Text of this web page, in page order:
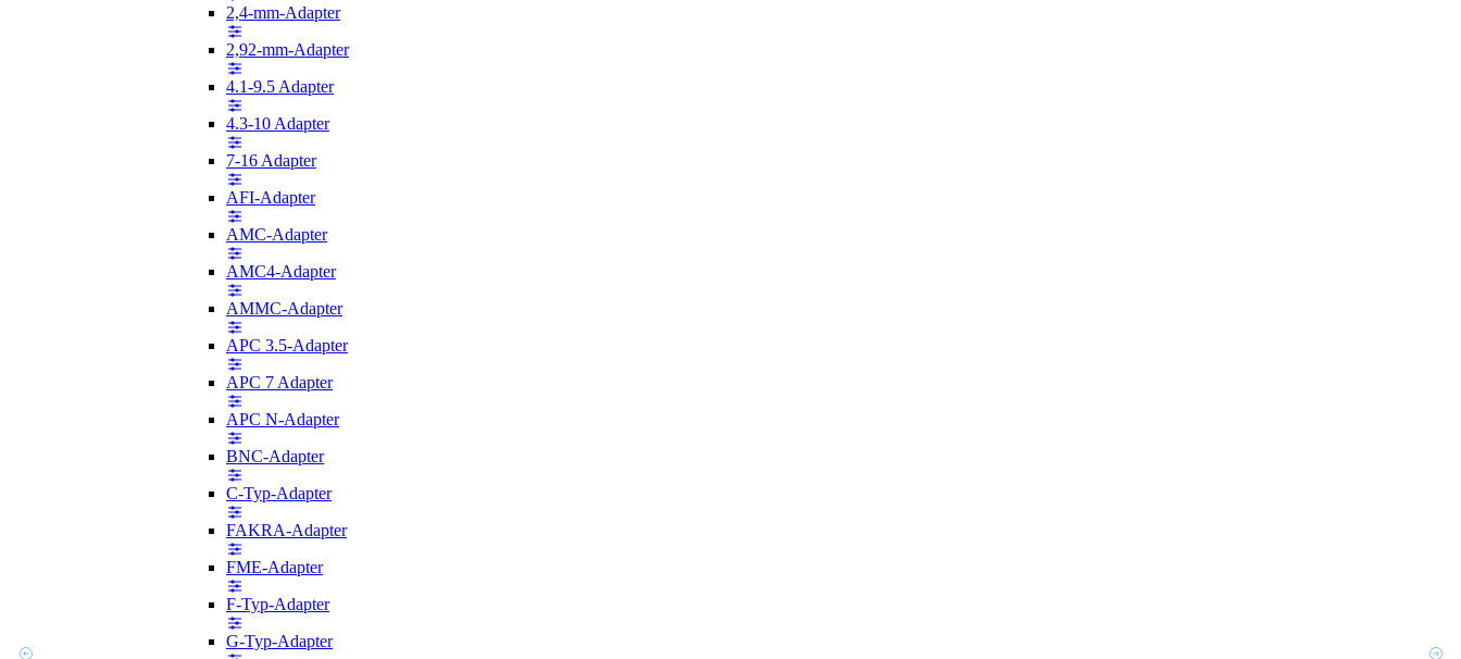
2,4-mm-Adapter
2,92-mm-Adapter
4.1-9.5 Adapter
4.3-10 Adapter
7-16 Adapter
AFI-Adapter
AMC-Adapter
AMC4-Adapter
AMMC-Adapter
APC 3.5-Adapter
APC 7 Adapter
APC N-Adapter
BNC-Adapter
C-Typ-Adapter
FAKRA-Adapter
FME-Adapter
F-Typ-Adapter
G-Typ-Adapter